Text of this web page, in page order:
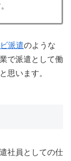
派遣のような
で派遣として働
思います。
社員としての仕